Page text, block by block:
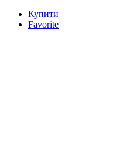
Купити
Favorite